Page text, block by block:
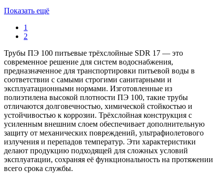
Показать ещё
1
2
Трубы ПЭ 100 питьевые трёхслойные SDR 17 — это
современное решение для систем водоснабжения,
предназначенное для транспортировки питьевой воды в
соответствии с самыми строгими санитарными и
эксплуатационными нормами. Изготовленные из
полиэтилена высокой плотности ПЭ 100, такие трубы
отличаются долговечностью, химической стойкостью и
устойчивостью к коррозии. Трёхслойная конструкция с
усиленным внешним слоем обеспечивает дополнительную
защиту от механических повреждений, ультрафиолетового
излучения и перепадов температур. Эти характеристики
делают продукцию подходящей для сложных условий
эксплуатации, сохраняя её функциональность на протяжении
всего срока службы.